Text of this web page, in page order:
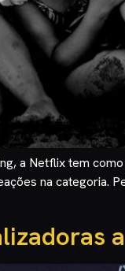
a Netflix tem
na categoria.